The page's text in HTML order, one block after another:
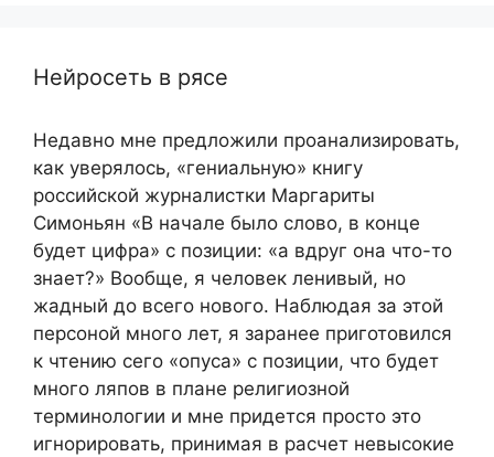
Нейросеть в рясе
Недавно мне предложили проанализировать,
как уверялось, «гениальную» книгу
российской журналистки Маргариты
Симоньян «В начале было слово, в конце
будет цифра» с позиции: «а вдруг она что-то
знает?» Вообще, я человек ленивый, но
жадный до всего нового. Наблюдая за этой
персоной много лет, я заранее приготовился
к чтению сего «опуса» с позиции, что будет
много ляпов в плане религиозной
терминологии и мне придется просто это
игнорировать, принимая в расчет невысокие